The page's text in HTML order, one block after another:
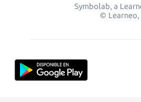
Symbolab, a
© Learneo,